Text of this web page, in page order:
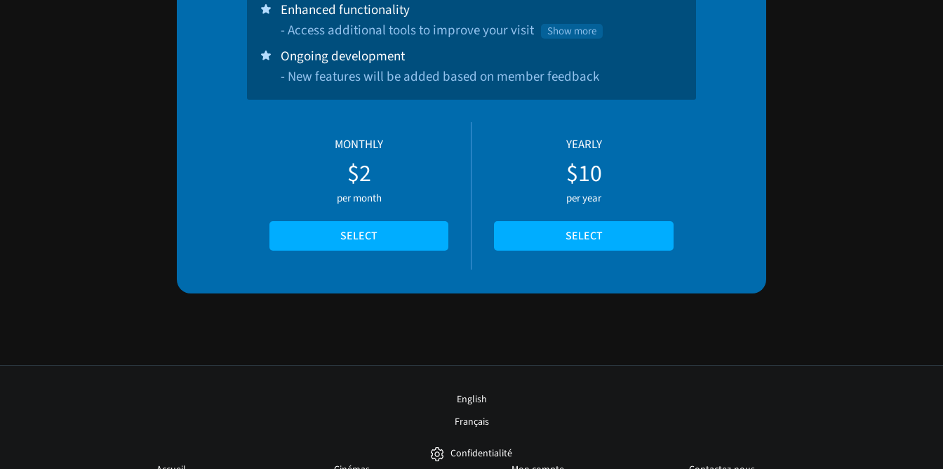
Enhanced functionality
- Access additional tools to improve your visit
Show more
Ongoing development
- New features will be added based on member feedback
MONTHLY
$2
per month
SELECT
YEARLY
$10
per year
SELECT
English
Français
Confidentialité